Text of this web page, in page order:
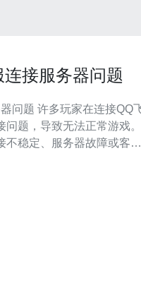
接服务器问题
连接QQ飞
题，导致无法正常游戏。
不稳定、服务器故障或客户
网络或重启路由器。另